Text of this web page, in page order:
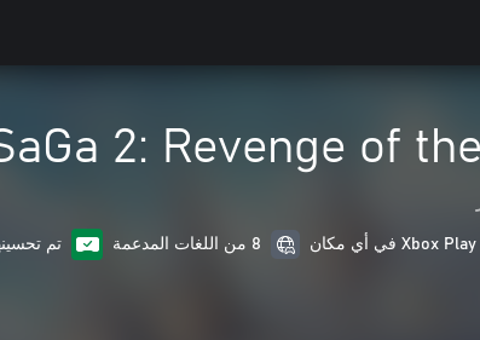
2: Revenge of
Xbox Play في أي مكان 8 من اللغات المدعمة تم